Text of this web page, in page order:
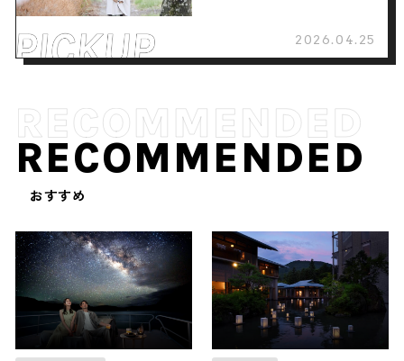
2026.04.25
RECOMMENDED
おすすめ